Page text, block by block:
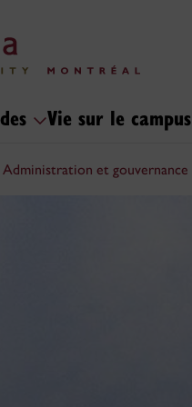
Vie sur le campus
Administration et gouvernance